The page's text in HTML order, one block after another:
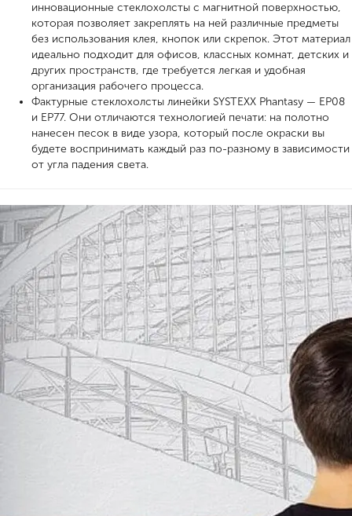
инновационные стеклохолсты с магнитной поверхностью,
которая позволяет закреплять на ней различные предметы
без использования клея, кнопок или скрепок. Этот материал
идеально подходит для офисов, классных комнат, детских и
других пространств, где требуется легкая и удобная
организация рабочего процесса.
Фактурные стеклохолсты линейки SYSTEXX Phantasy — EP08
и EP77. Они отличаются технологией печати: на полотно
нанесен песок в виде узора, который после окраски вы
будете воспринимать каждый раз по-разному в зависимости
от угла падения света.